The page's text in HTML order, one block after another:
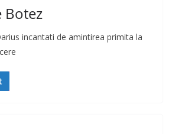
Botez
incantati de amintirea primita la